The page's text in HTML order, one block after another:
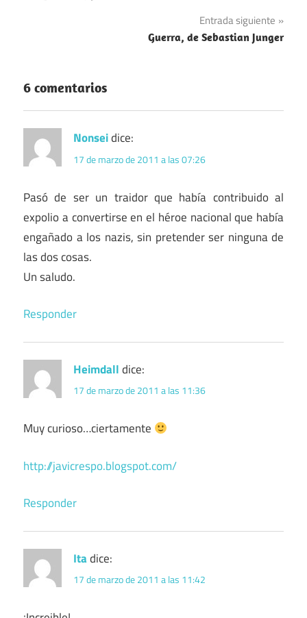
de
Entrada siguiente
Guerra, de Sebastian Junger
6 comentarios
Nonseidice:
17 de marzo de 2011 a las 07:26
Pasó de ser un traidor que había contribuido al
expolio a convertirse en el héroe nacional que había
engañado a los nazis, sin pretender ser ninguna de
las dos cosas.
Un saludo.
Responder
Heimdalldice:
17 de marzo de 2011 a las 11:36
Muy curioso…ciertamente
http://javicrespo.blogspot.com/
Responder
Itadice:
17 de marzo de 2011 a las 11:42